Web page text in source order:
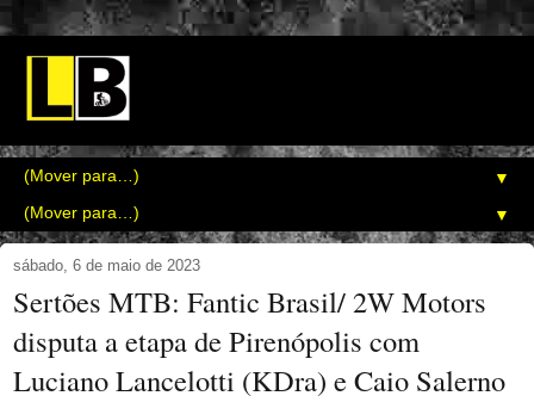
▼
▼
sábado, 6 de maio de 2023
Sertões MTB: Fantic Brasil/ 2W Motors
disputa a etapa de Pirenópolis com
Luciano Lancelotti (KDra) e Caio Salerno